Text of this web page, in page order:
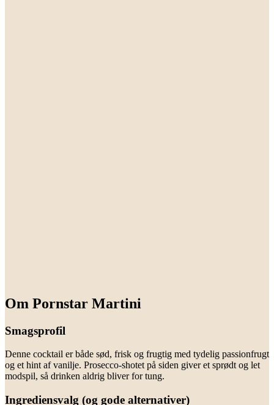
Om Pornstar Martini
Smagsprofil
Denne cocktail er både sød, frisk og frugtig med tydelig passionfrugt
og et hint af vanilje. Prosecco-shotet på siden giver et sprødt og let
modspil, så drinken aldrig bliver for tung.
Ingrediensvalg (og gode alternativer)